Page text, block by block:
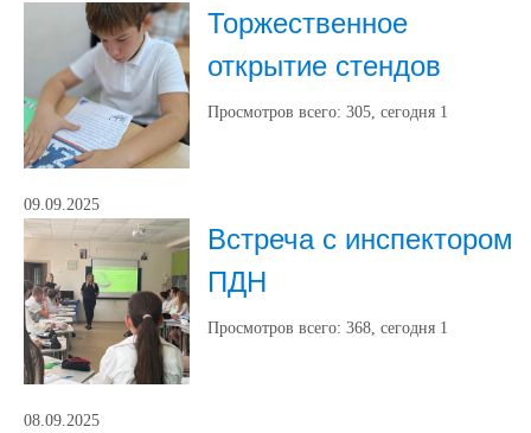
Торжественное
открытие стендов
Просмотров всего: 305, сегодня 1
09.09.2025
Встреча с инспектором
ПДН
Просмотров всего: 368, сегодня 1
08.09.2025